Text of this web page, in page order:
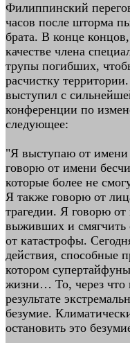
Филиппинский
часов после шторма
брата. В конце
качестве члена
трупы погибших,
расчистку
выступил с
конференции по
следующее:
"Я выступаю от имени
говорю от имени
которые более не
Я также говорю от
трагедии. Я говорю от
выживших и смягчить
от катастрофы.
действия, способные
котором
жизни… То, через что
результате
безумие.
остановить это